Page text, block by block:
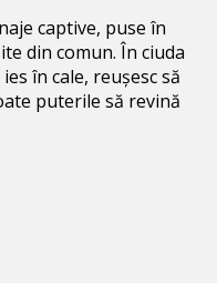
captive, puse în
din comun. În ciuda
în cale, reușesc să
puterile să revină